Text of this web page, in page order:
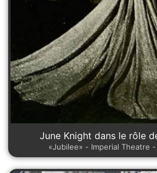
June Knight dans le rôle
«Jubilee» - Imperial Theatre